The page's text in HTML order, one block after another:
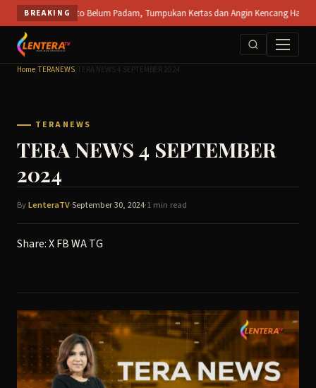
Skip
to
content
BREAKING
PT SPS Mojokerto Belum Padam, Tumpukan Kertas dan Angin Kencang
Home /TERANEWS TERA NEWS 4 SEPTEMBER 2024
TERANEWS
TERA NEWS 4 SEPTEMBER
2024
ByLenteraTV·September 30, 2024·1 min read
Share:XFBWATG